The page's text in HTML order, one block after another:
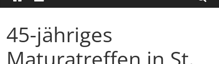
45-jähriges
Maturatreffen in St.